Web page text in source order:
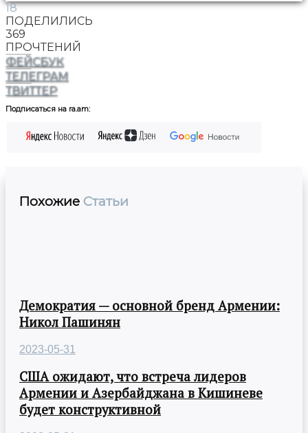
18
ПОДЕЛИЛИСЬ
369
ПРОЧТЕНИЙ
ФЕЙСБУК
ТЕЛЕГРАМ
ТВИТТЕР
Подписаться на ra.am:
Похожие Статьи
Демократия — основной бренд Армении:
Никол Пашинян
2023-05-31
США ожидают, что встреча лидеров
Армении и Азербайджана в Кишиневе
будет конструктивной